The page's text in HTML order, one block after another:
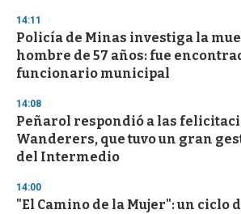
d
s
o
f
3
s
e
c
o
n
14:11
Policía de Minas investiga la
hombre de 57 años: fue
funcionario municipal
14:08
Peñarol respondió a las
Wanderers, que tuvo un gran
del Intermedio
14:00
"El Camino de la Mujer": un ciclo